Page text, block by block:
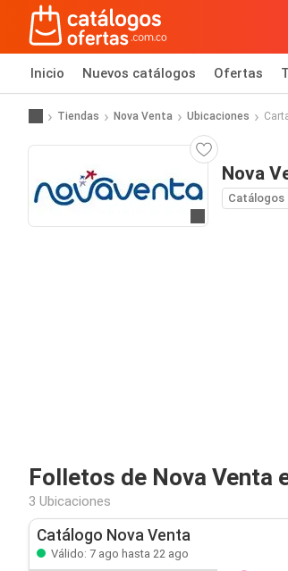
Inicio Nuevos catálogos Ofertas
Tiendas Nova Venta Ubicaciones
Nova
Catálogos
Folletos de Nova Venta
3 Ubicaciones
Catálogo Nova Venta
Válido: 7 ago hasta 22 ago